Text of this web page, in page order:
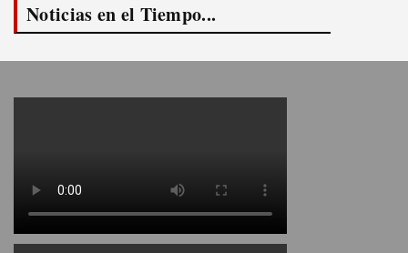
Noticias en el Tiempo...